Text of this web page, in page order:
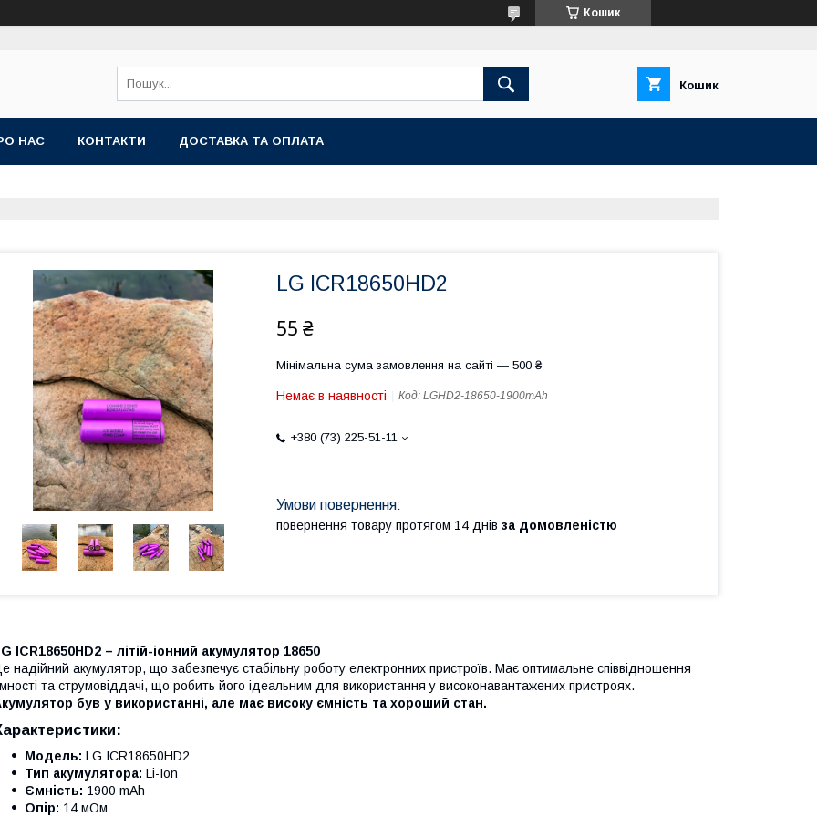
Кошик
Кошик
НАС КОНТАКТИ ДОСТАВКА ТА ОПЛАТА
LG ICR18650HD2
55 ₴
Мінімальна сума замовлення на сайті — 500 ₴
Немає в наявності Код: LGHD2-18650-1900mAh
+380 (73) 225-51-11
повернення товару протягом 14 днів за домовленістю
ICR18650HD2 – літій-іонний акумулятор 18650
надійний акумулятор, що забезпечує стабільну роботу електронних пристроїв. Має оптимальне співвідношення
та струмовіддачі, що робить його ідеальним для використання у високонавантажених пристроях.
був у використанні, але має високу ємність та хороший стан.
Модель: LG ICR18650HD2
Тип акумулятора: Li-Ion
Ємність: 1900 mAh
Опір: 14 мОм